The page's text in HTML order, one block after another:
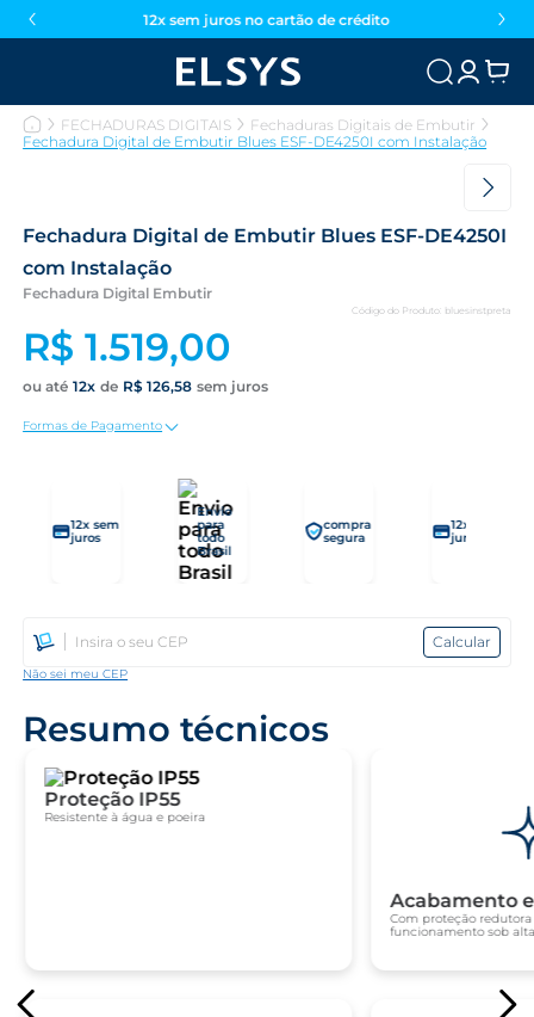
12x sem juros no cartão de crédito
FECHADURAS DIGITAIS
Fechaduras Digitais de Embutir
Fechadura Digital de Embutir Blues ESF-DE4250I com Instalação
Fechadura Digital de Embutir Blues ESF-DE4250I
com Instalação
Fechadura Digital Embutir
Código do Produto: bluesinstpreta
R$ 1.519,00
12 R$ 126,58
Formas de Pagamento
12x sem
juros
Envio
para
todo
Brasil
compra
segura
12x sem
juros
Calcular
Não sei meu CEP
Resumo técnicos
Proteção IP55
Resistente à água e poeira
Acabamento
Com proteção
funcionamento sob